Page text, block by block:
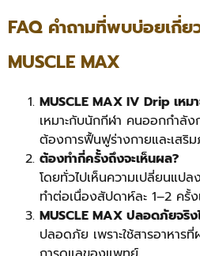
FAQ คำถามที่พบบ่อยเกี่
MUSCLE MAX
MUSCLE MAX IV Drip เหม
เหมาะกับนักกีฬา คนออกกำลัง
ต้องการฟื้นฟูร่างกายและเสริ
ต้องทำกี่ครั้งถึงจะเห็นผล?
โดยทั่วไปเห็นความเปลี่ยนแป
ทำต่อเนื่องสัปดาห์ละ 1–2 ครั้
MUSCLE MAX ปลอดภัยจริง
ปลอดภัย เพราะใช้สารอาหาร